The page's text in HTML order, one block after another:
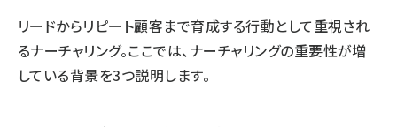
リードからリピート顧客まで育成する行動として重視され
るナーチャリング。ここでは、ナーチャリングの重要性が増
している背景を3つ説明します。